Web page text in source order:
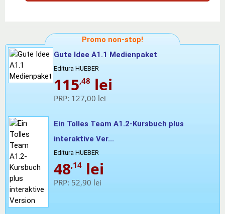
Promo non-stop!
Gute Idee A1.1 Medienpaket
Editura HUEBER
115,48 lei
PRP: 127,00 lei
Ein Tolles Team A1.2-Kursbuch plus
interaktive Ver...
Editura HUEBER
48,14 lei
PRP: 52,90 lei